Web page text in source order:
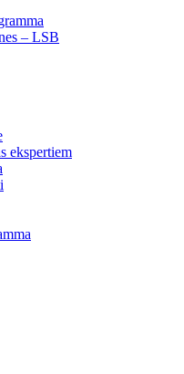
– LSB
ekspertiem